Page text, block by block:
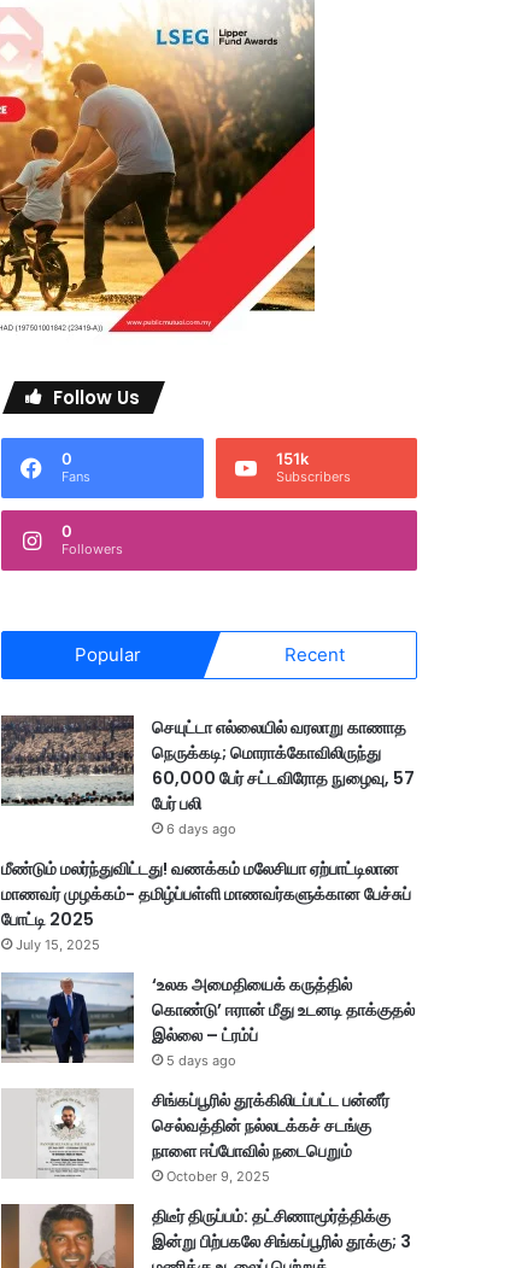
Follow Us
0
Fans
151k
Subscribers
0
Followers
Popular Recent
செயுட்டா எல்லையில் வரலாறு காணாத
நெருக்கடி; மொராக்கோவிலிருந்து
60,000 பேர் சட்டவிரோத நுழைவு, 57
பேர் பலி
6 days ago
மீண்டும் மலர்ந்துவிட்டது! வணக்கம் மலேசியா ஏற்பாட்டிலான
மாணவர் முழக்கம்- தமிழ்ப்பள்ளி மாணவர்களுக்கான பேச்சுப்
போட்டி 2025
July 15, 2025
‘உலக அமைதியைக் கருத்தில்
கொண்டு’ ஈரான் மீது உடனடி தாக்குதல்
இல்லை – ட்ரம்ப்
5 days ago
சிங்கப்பூரில் தூக்கிலிடப்பட்ட பன்னீர்
செல்வத்தின் நல்லடக்கச் சடங்கு
நாளை ஈப்போவில் நடைபெறும்
October 9, 2025
திடீர் திருப்பம்: தட்சிணாமூர்த்திக்கு
இன்று பிற்பகலே சிங்கப்பூரில் தூக்கு; 3